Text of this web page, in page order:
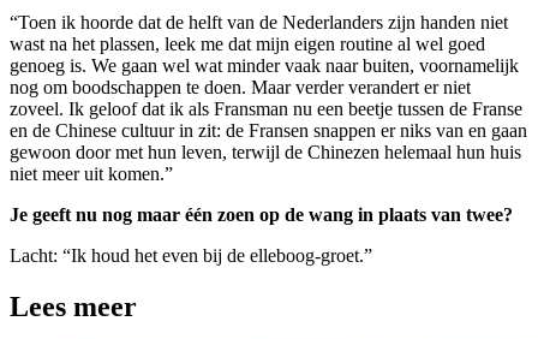
“Toen ik hoorde dat de helft van de Nederlanders zijn handen niet
wast na het plassen, leek me dat mijn eigen routine al wel goed
genoeg is. We gaan wel wat minder vaak naar buiten, voornamelijk
nog om boodschappen te doen. Maar verder verandert er niet
zoveel. Ik geloof dat ik als Fransman nu een beetje tussen de Franse
en de Chinese cultuur in zit: de Fransen snappen er niks van en gaan
gewoon door met hun leven, terwijl de Chinezen helemaal hun huis
niet meer uit komen.”
Je geeft nu nog maar één zoen op de wang in plaats van twee?
Lacht: “Ik houd het even bij de elleboog-groet.”
Lees meer